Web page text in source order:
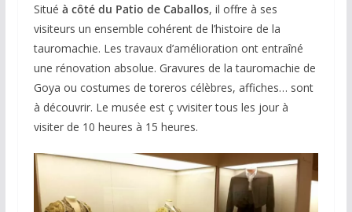
Situé à côté du Patio de Caballos, il offre à ses
visiteurs un ensemble cohérent de l’histoire de la
tauromachie. Les travaux d’amélioration ont entraîné
une rénovation absolue. Gravures de la tauromachie de
Goya ou costumes de toreros célèbres, affiches… sont
à découvrir. Le musée est ç vvisiter tous les jour à
visiter de 10 heures à 15 heures.